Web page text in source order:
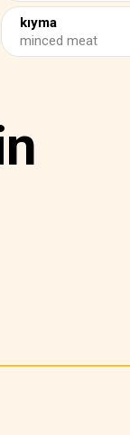
kıyma
minced meat